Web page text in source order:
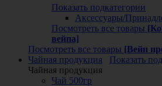
Показать подкатегории
Аксессуары/
Посмотреть все товары
вейпа]
Посмотреть все товары [Вейп
Чайная продукция
Показать
Чайная продукция
Чай 500гр